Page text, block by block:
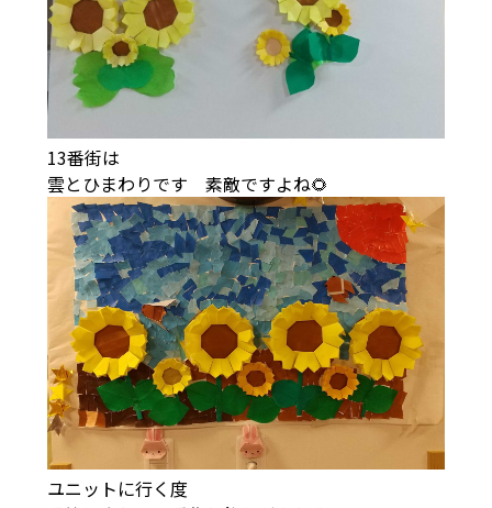
13番街は
雲とひまわりです 素敵ですよね🌻
ユニットに行く度